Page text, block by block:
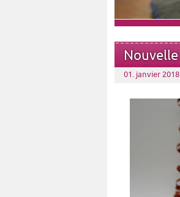
01. janvier 2018